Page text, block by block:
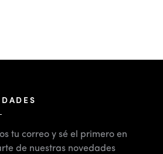
tu correo y sé el primero en
de nuestras novedades